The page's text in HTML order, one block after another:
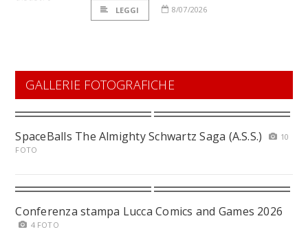
LEGGI 8/07/2026
GALLERIE FOTOGRAFICHE
SpaceBalls The Almighty Schwartz Saga (A.S.S.)
10
FOTO
Conferenza stampa Lucca Comics and Games 2026
4 FOTO